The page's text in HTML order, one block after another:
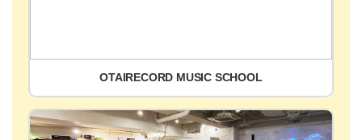
OTAIRECORD MUSIC SCHOOL